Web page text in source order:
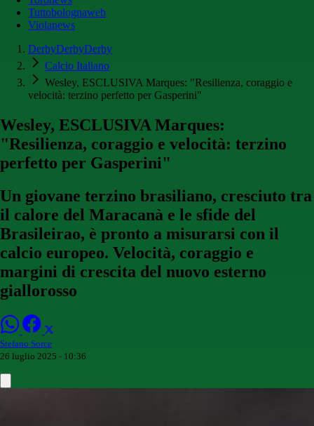
Tuttobolognaweb
Violanews
DerbyDerbyDerby
Calcio Italiano
Wesley, ESCLUSIVA Marques: "Resilienza, coraggio e
velocità: terzino perfetto per Gasperini"
Wesley, ESCLUSIVA Marques:
"Resilienza, coraggio e velocità: terzino
perfetto per Gasperini"
Un giovane terzino brasiliano, cresciuto tra
il calore del Maracanà e le sfide del
Brasileirao, è pronto a misurarsi con il
calcio europeo. Velocità, coraggio e
margini di crescita del nuovo esterno
giallorosso
Stefano Sorce
26 luglio 2025 - 10:36